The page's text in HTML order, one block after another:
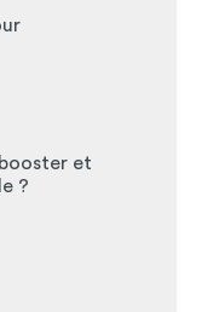
et
?